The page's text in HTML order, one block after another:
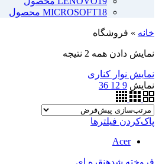
MICROSOFT18 محصول
خانه » فروشگاه
نمایش دادن همه 2 نتیجه
نمایش نوار کناری
نمایش 9
12
36
پاک‌کردن فیلترها
Acer
فروخته شدهنقره ای